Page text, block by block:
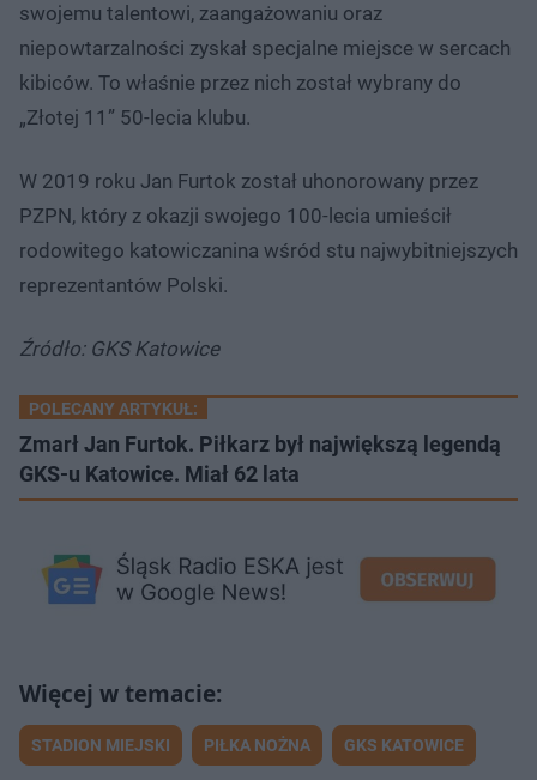
swojemu talentowi, zaangażowaniu oraz
niepowtarzalności zyskał specjalne miejsce w sercach
kibiców. To właśnie przez nich został wybrany do
„Złotej 11” 50-lecia klubu.
W 2019 roku Jan Furtok został uhonorowany przez
PZPN, który z okazji swojego 100-lecia umieścił
rodowitego katowiczanina wśród stu najwybitniejszych
reprezentantów Polski.
Źródło: GKS Katowice
POLECANY ARTYKUŁ:
Zmarł Jan Furtok. Piłkarz był największą legendą
GKS-u Katowice. Miał 62 lata
STADION MIEJSKI PIŁKA NOŻNA GKS KATOWICE